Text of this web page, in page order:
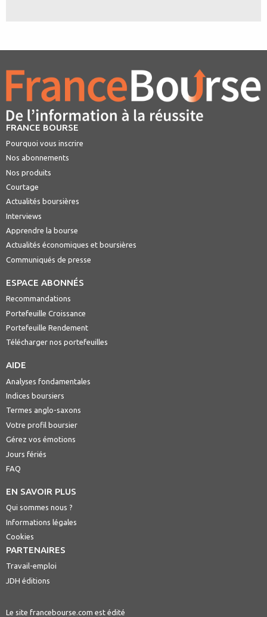
FRANCE BOURSE
Pourquoi vous inscrire
Nos abonnements
Nos produits
Courtage
Actualités boursières
Interviews
Apprendre la bourse
Actualités économiques et boursières
Communiqués de presse
ESPACE ABONNÉS
Recommandations
Portefeuille Croissance
Portefeuille Rendement
Télécharger nos portefeuilles
AIDE
Analyses fondamentales
Indices boursiers
Termes anglo-saxons
Votre profil boursier
Gérez vos émotions
Jours fériés
FAQ
EN SAVOIR PLUS
Qui sommes nous ?
Informations légales
Cookies
PARTENAIRES
Travail-emploi
JDH éditions
Le site francebourse.com est édité